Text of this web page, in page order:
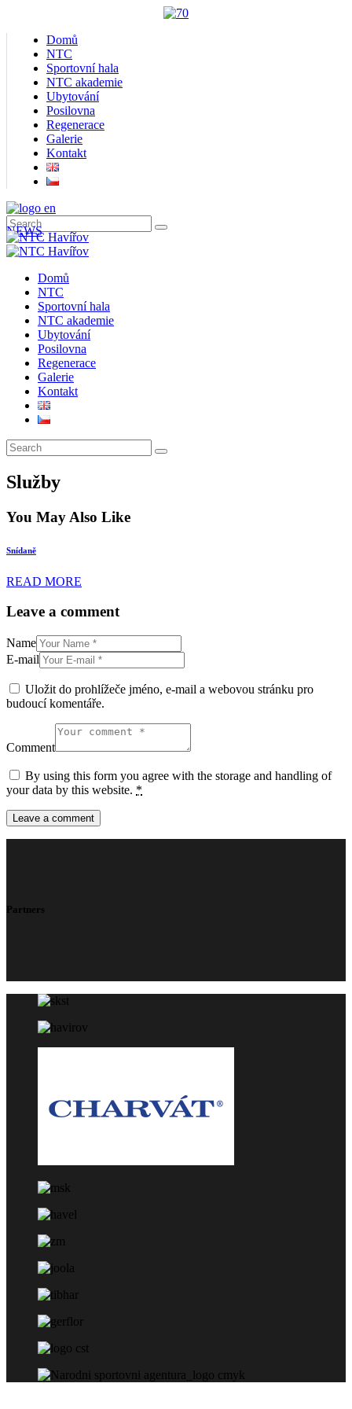
Domů
NTC
Sportovní hala
NTC akademie
Ubytování
Posilovna
Regenerace
Galerie
Kontakt
NEWS
Domů
NTC
Sportovní hala
NTC akademie
Ubytování
Posilovna
Regenerace
Galerie
Kontakt
Služby
You May Also Like
Snídaně
READ MORE
Leave a comment
Name
E-mail
Uložit do prohlížeče jméno, e-mail a webovou stránku pro
budoucí komentáře.
Comment
By using this form you agree with the storage and handling of
your data by this website. *
Partners